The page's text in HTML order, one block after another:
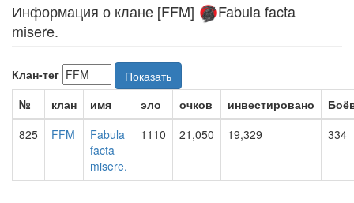
Информация о клане [FFM]
Fabula facta
misere.
Клан-тег
Показать
№
клан имя эло очков инвестировано
825
FFM
Fabula
facta
misere.
1110 21,050 19,329 334